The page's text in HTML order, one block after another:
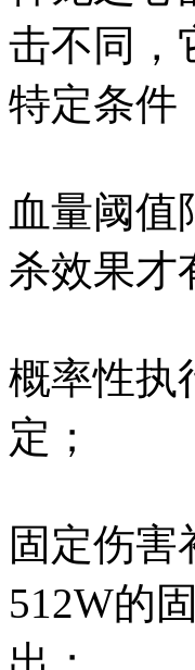
击不同，
特定条件
血量阈值
杀效果才
概率性执
定；
固定伤害
512W的